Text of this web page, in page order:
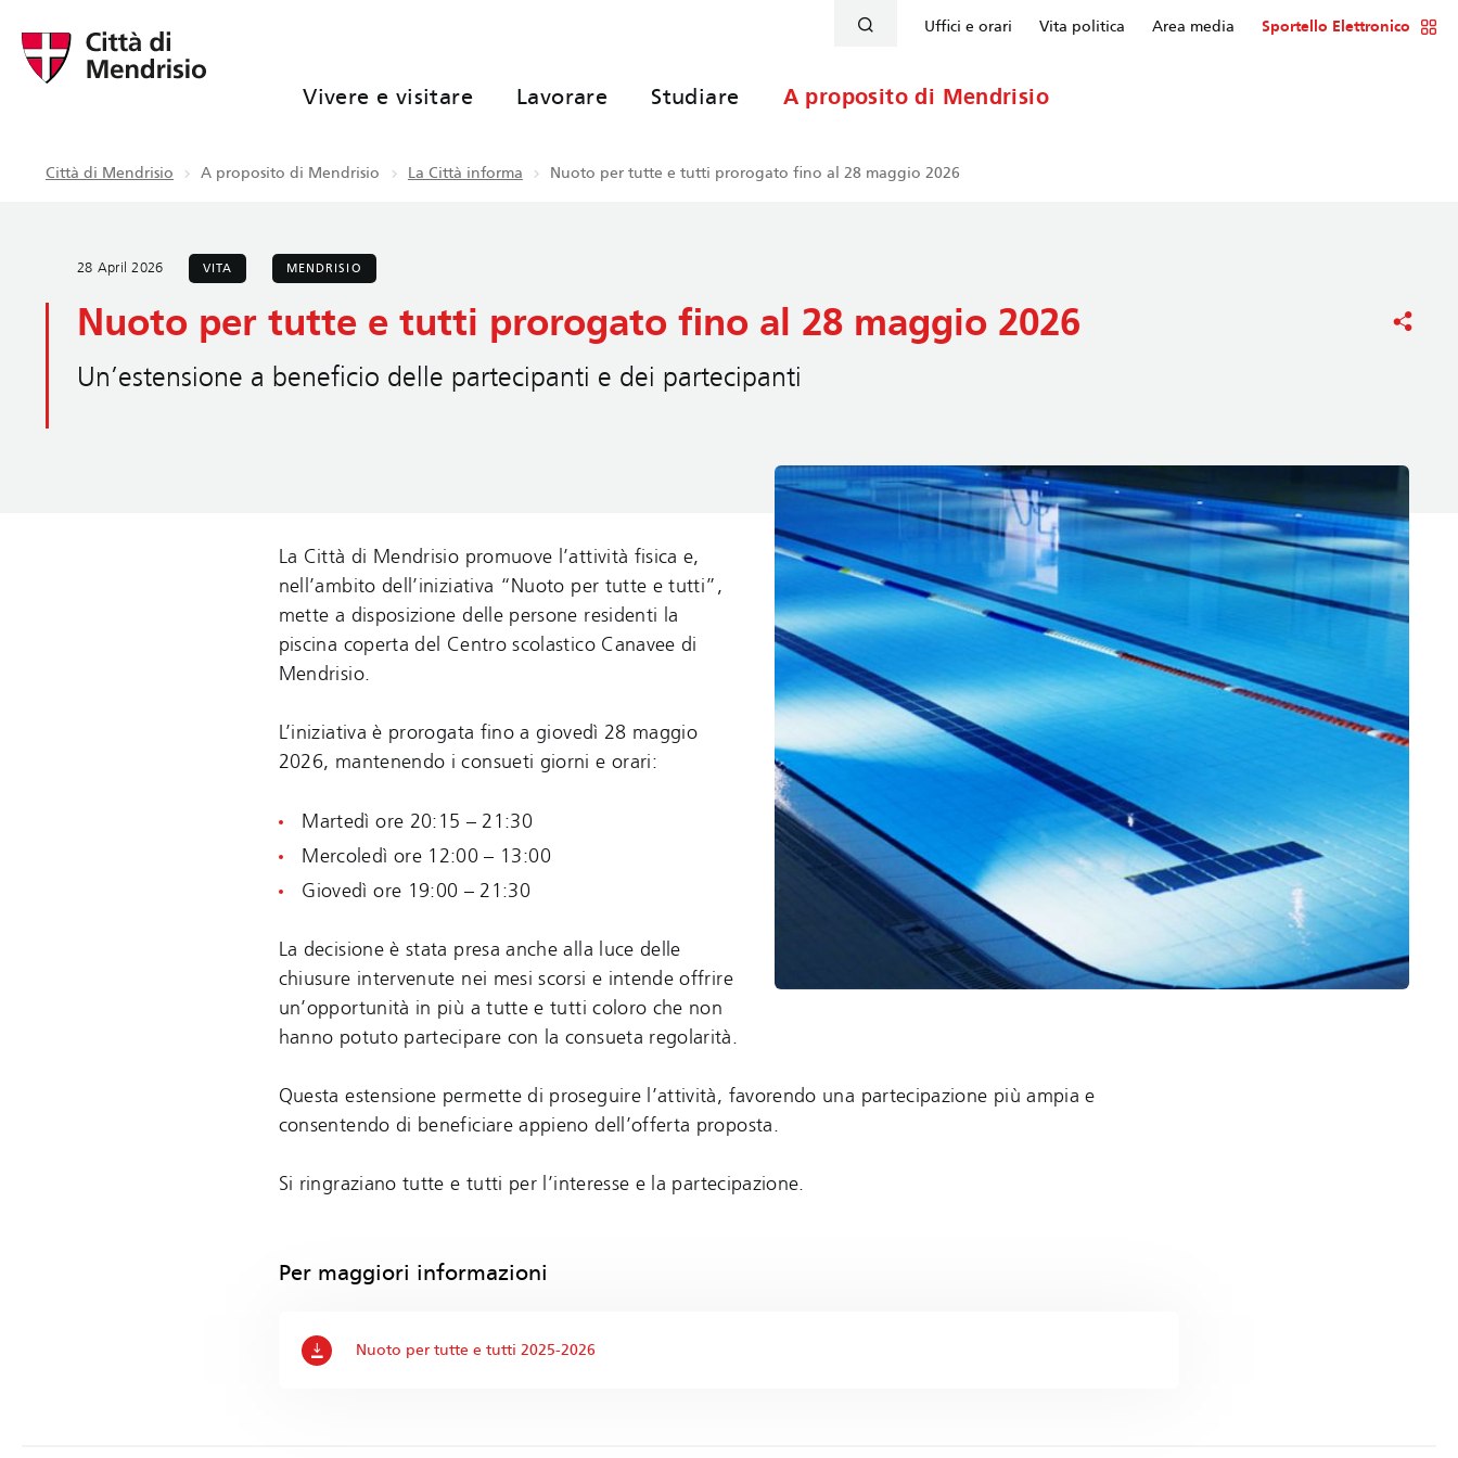
Uffici e orari Vita politica Area media Sportello Elettronico
Vivere e visitare Lavorare Studiare A proposito di Mendrisio
Città di Mendrisio A proposito di Mendrisio La Città informa Nuoto per tutte e tutti prorogato fino al 28 maggio 2026
28 April 2026 VITA MENDRISIO
Nuoto per tutte e tutti prorogato fino al 28 maggio 2026
Un’estensione a beneficio delle partecipanti e dei partecipanti
La Città di Mendrisio promuove l’attività fisica e,
nell’ambito dell’iniziativa “Nuoto per tutte e tutti”,
mette a disposizione delle persone residenti la
piscina coperta del Centro scolastico Canavee di
Mendrisio.
L’iniziativa è prorogata fino a giovedì 28 maggio
2026, mantenendo i consueti giorni e orari:
Martedì ore 20:15 – 21:30
Mercoledì ore 12:00 – 13:00
Giovedì ore 19:00 – 21:30
La decisione è stata presa anche alla luce delle
chiusure intervenute nei mesi scorsi e intende offrire
un’opportunità in più a tutte e tutti coloro che non
hanno potuto partecipare con la consueta regolarità.
Questa estensione permette di proseguire l’attività, favorendo una partecipazione più ampia e
consentendo di beneficiare appieno dell’offerta proposta.
Si ringraziano tutte e tutti per l’interesse e la partecipazione.
Per maggiori informazioni
Nuoto per tutte e tutti 2025-2026